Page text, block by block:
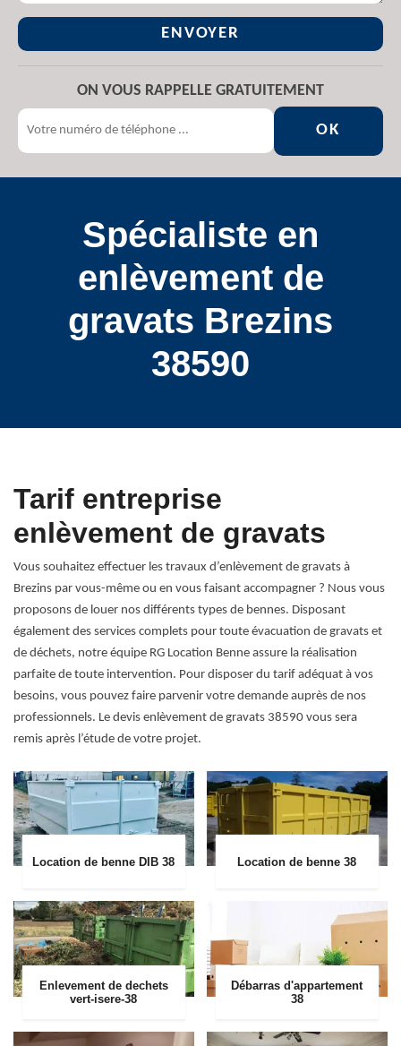
ON VOUS RAPPELLE GRATUITEMENT
Spécialiste en
enlèvement de
gravats Brezins
38590
Tarif entreprise
enlèvement de gravats
Vous souhaitez effectuer les travaux d’enlèvement de gravats à
Brezins par vous-même ou en vous faisant accompagner ? Nous vous
proposons de louer nos différents types de bennes. Disposant
également des services complets pour toute évacuation de gravats et
de déchets, notre équipe RG Location Benne assure la réalisation
parfaite de toute intervention. Pour disposer du tarif adéquat à vos
besoins, vous pouvez faire parvenir votre demande auprès de nos
professionnels. Le devis enlèvement de gravats 38590 vous sera
remis après l’étude de votre projet.
Location de benne DIB 38 Location de benne 38
Enlevement de dechets
vert-isere-38
Débarras d'appartement
38